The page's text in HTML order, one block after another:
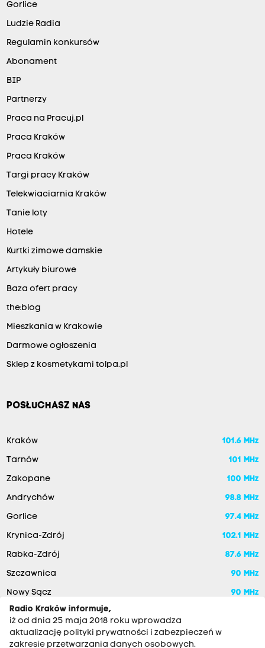
Gorlice
Ludzie Radia
Regulamin konkursów
Abonament
BIP
Partnerzy
Praca na Pracuj.pl
Praca Kraków
Praca Kraków
Targi pracy Kraków
Telekwiaciarnia Kraków
Tanie loty
Hotele
Kurtki zimowe damskie
Artykuły biurowe
Baza ofert pracy
the:blog
Mieszkania w Krakowie
Darmowe ogłoszenia
Sklep z kosmetykami tolpa.pl
POSŁUCHASZ NAS
Kraków 101.6 MHz
Tarnów 101 MHz
Zakopane 100 MHz
Andrychów 98.8 MHz
Gorlice 97.4 MHz
Krynica-Zdrój 102.1 MHz
Rabka-Zdrój 87.6 MHz
Szczawnica 90 MHz
Nowy Sącz
90 MHz
Radio Kraków informuje,
iż od dnia 25 maja 2018 roku wprowadza
aktualizację polityki prywatności i zabezpieczeń w
zakresie przetwarzania danych osobowych.